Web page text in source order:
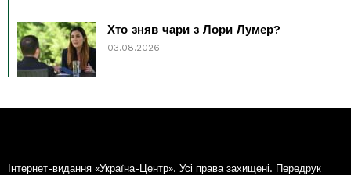
Хто зняв чари з Лори Лумер?
03.08.2026
Інтернет-видання «Україна-Центр». Усі права захищені. Передрук